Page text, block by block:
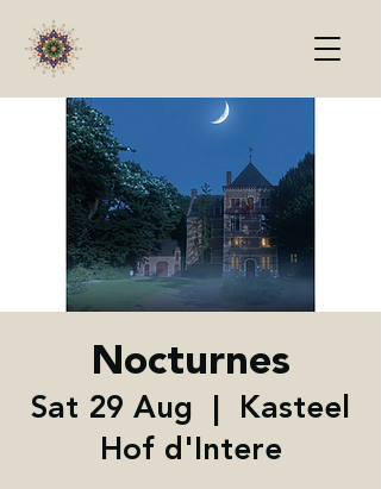
Nocturnes
Sat 29 Aug
  |
Kasteel
Hof d'Intere